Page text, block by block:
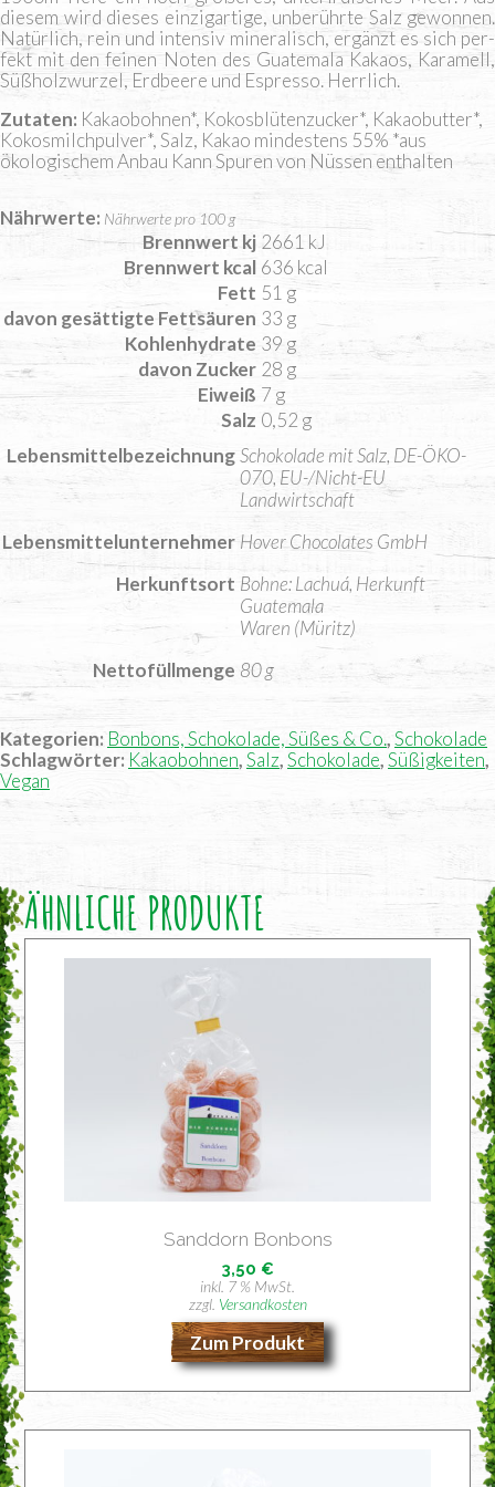
die­sem wird die­ses ein­zig­ar­ti­ge, unbe­rühr­te Salz gewon­nen.
Natür­lich, rein und inten­siv mine­ra­lisch, ergänzt es sich per­
fekt mit den fei­nen Noten des Gua­te­ma­la Kakaos, Kara­mell,
Süß­holz­wur­zel, Erd­bee­re und Espres­so. Herrlich.
Zutaten Kakaobohnen*, Kokosblütenzucker*, Kakaobutter*,
Kokosmilchpulver*, Salz, Kakao mindestens 55% *aus
ökologischem Anbau Kann Spuren von Nüssen enthalten
Nährwerte Nährwerte pro 100 g
Brennwert kj 2661 kJ
Brennwert kcal 636 kcal
Fett 51 g
davon gesättigte Fettsäuren 33 g
Kohlenhydrate 39 g
davon Zucker 28 g
Eiweiß 7 g
Salz 0,52 g
LebensmittelbezeichnungSchokolade mit Salz, DE-ÖKO-
070, EU-/Nicht-EU
Landwirtschaft
Lebensmittelunternehmer Hover Chocolates GmbH
Herkunftsort Bohne: Lachuá, Herkunft
Guatemala
Waren (Müritz)
Nettofüllmenge 80 g
Kategorien: Bonbons, Schokolade, Süßes & Co.,Schokolade
Schlagwörter: Kakaobohnen,Salz,Schokolade,Süßigkeiten,
Vegan
ÄHNLICHE PRODUKTE
Sand­dorn Bonbons
3,50 €
inkl. 7 % MwSt.
zzgl. Versandkosten
Zum Produkt